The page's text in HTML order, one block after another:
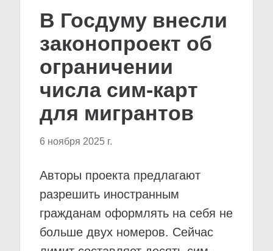
В Госдуму внесли
законопроект об
ограничении
числа сим-карт
для мигрантов
6 ноября 2025 г.
Авторы проекта предлагают
разрешить иностранным
гражданам оформлять на себя не
больше двух номеров. Сейчас